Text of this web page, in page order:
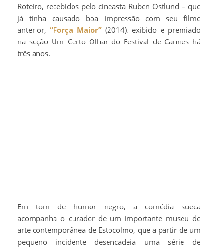
Roteiro, recebidos pelo cineasta Ruben Östlund – que
já tinha causado boa impressão com seu filme
anterior,“Força Maior”(2014), exibido e premiado
na seção Um Certo Olhar do Festival de Cannes há
três anos.
Em tom de humor negro, a comédia sueca
acompanha o curador de um importante museu de
arte contemporânea de Estocolmo, que a partir de um
pequeno incidente desencadeia uma série de